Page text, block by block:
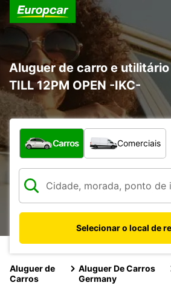
Aluguer de carro e utilitário
TILL 12PM OPEN -IKC-
Que tipo de veículo pretende?
Carros Comerciais
Selecionar o local de
Aluguer de
Carros
Aluguer De Carros
Germany